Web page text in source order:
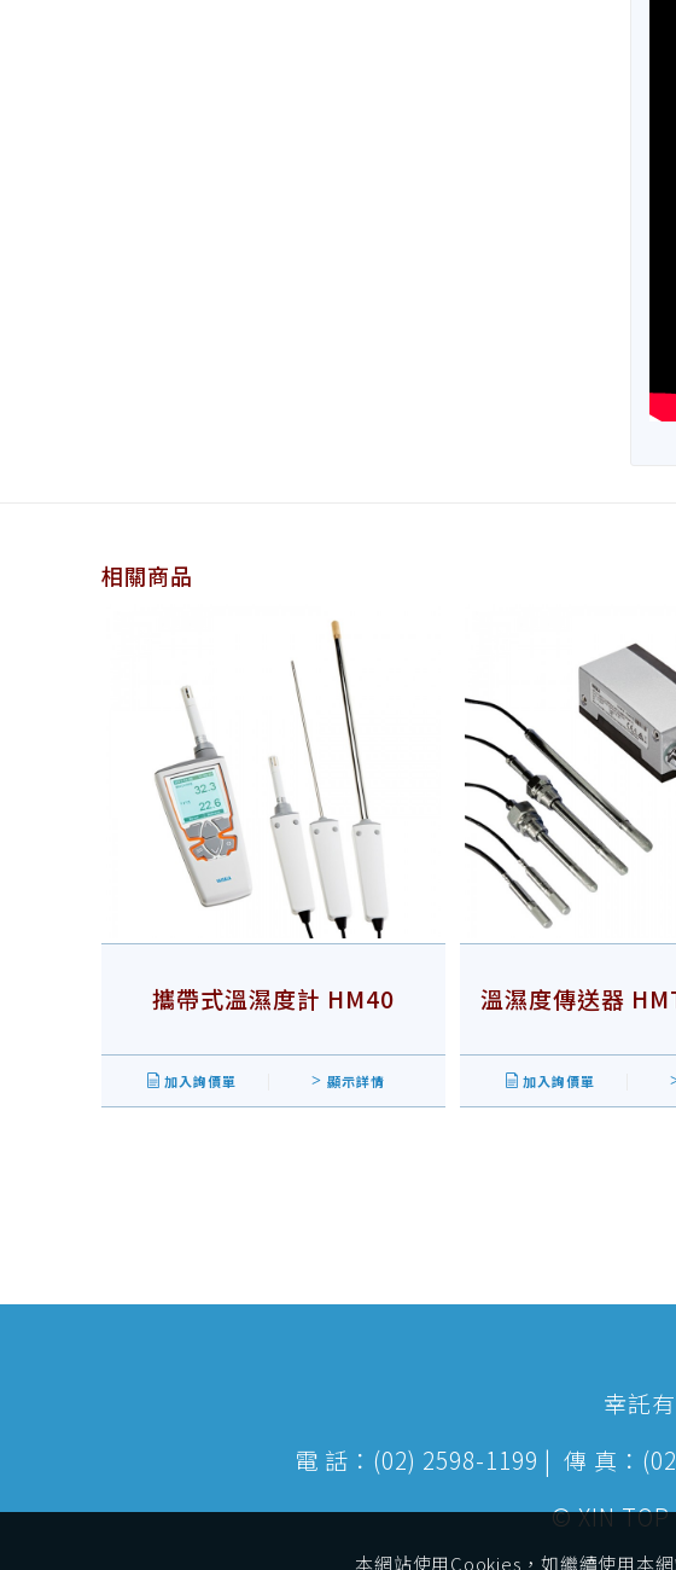
相關商品
攜帶式溫濕度計 HM40
加入詢價單 顯示詳情
溫濕度傳送器
加入詢價單
幸託
電 話：(02) 2598-1199 | 傳 真：
© XIN TOP
本網站使用Cookies，如繼續使用本